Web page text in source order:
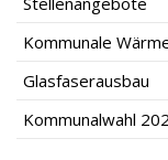
Kommunale
Glasfaserausbau
Kommunalwahl